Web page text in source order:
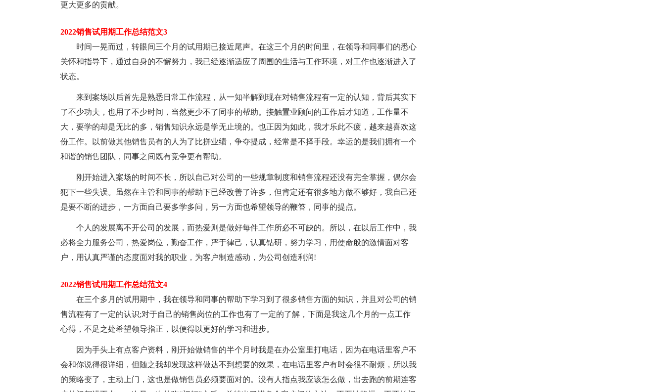
更大更多的贡献。
2022销售试用期工作总结范文3
时间一晃而过，转眼间三个月的试用期已接近尾声。在这三个月的时间里，在领导和同事们的悉心
关怀和指导下，通过自身的不懈努力，我已经逐渐适应了周围的生活与工作环境，对工作也逐渐进入了
状态。
来到案场以后首先是熟悉日常工作流程，从一知半解到现在对销售流程有一定的认知，背后其实下
了不少功夫，也用了不少时间，当然更少不了同事的帮助。接触置业顾问的工作后才知道，工作量不
大，要学的却是无比的多，销售知识永远是学无止境的。也正因为如此，我才乐此不疲，越来越喜欢这
份工作。以前做其他销售员有的人为了比拼业绩，争夺提成，经常是不择手段。幸运的是我们拥有一个
和谐的销售团队，同事之间既有竞争更有帮助。
刚开始进入案场的时间不长，所以自己对公司的一些规章制度和销售流程还没有完全掌握，偶尔会
犯下一些失误。虽然在主管和同事的帮助下已经改善了许多，但肯定还有很多地方做不够好，我自己还
是要不断的进步，一方面自己要多学多问，另一方面也希望领导的鞭笞，同事的提点。
个人的发展离不开公司的发展，而热爱则是做好每件工作所必不可缺的。所以，在以后工作中，我
必将全力服务公司，热爱岗位，勤奋工作，严于律己，认真钻研，努力学习，用使命般的激情面对客
户，用认真严谨的态度面对我的职业，为客户制造感动，为公司创造利润!
2022销售试用期工作总结范文4
在三个多月的试用期中，我在领导和同事的帮助下学习到了很多销售方面的知识，并且对公司的销
售流程有了一定的认识;对于自己的销售岗位的工作也有了一定的了解，下面是我这几个月的一点工作
心得，不足之处希望领导指正，以便得以更好的学习和进步。
因为手头上有点客户资料，刚开始做销售的半个月时我是在办公室里打电话，因为在电话里客户不
会和你说得很详细，但随之我却发现这样做达不到想要的效果，在电话里客户有时会很不耐烦，所以我
的策略变了，主动上门，这也是做销售员必须要面对的。没有人指点我应该怎么做，出去跑的前期连客